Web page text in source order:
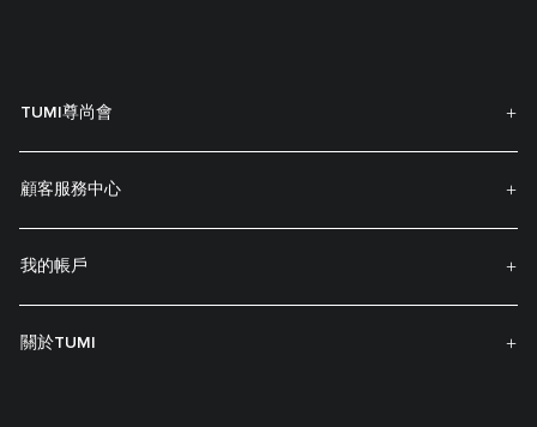
TUMI尊尚會
顧客服務中心
我的帳戶
關於TUMI